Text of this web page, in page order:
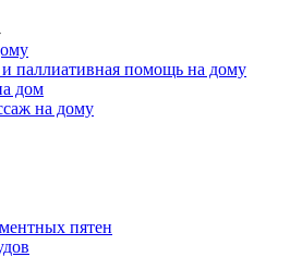
паллиативная помощь на дому
дом
на дому
пятен